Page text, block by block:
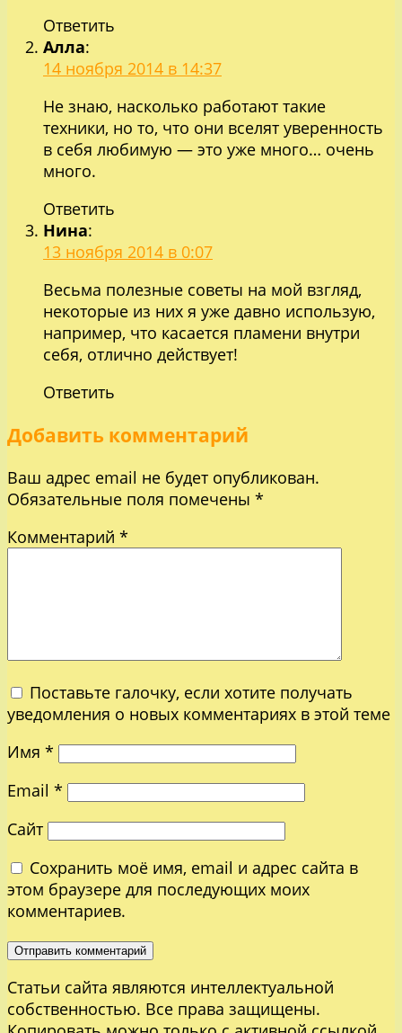
Ответить
Алла:
14 ноября 2014 в 14:37
Не знаю, насколько работают такие
техники, но то, что они вселят уверенность
в себя любимую — это уже много… очень
много.
Ответить
Нина:
13 ноября 2014 в 0:07
Весьма полезные советы на мой взгляд,
некоторые из них я уже давно использую,
например, что касается пламени внутри
себя, отлично действует!
Ответить
Добавить комментарий
Ваш адрес email не будет опубликован.
Обязательные поля помечены *
Комментарий *
Поставьте галочку, если хотите получать
уведомления о новых комментариях в этой теме
Имя *
Email *
Сайт
Сохранить моё имя, email и адрес сайта в
этом браузере для последующих моих
комментариев.
Статьи сайта являются интеллектуальной
собственностью. Все права защищены.